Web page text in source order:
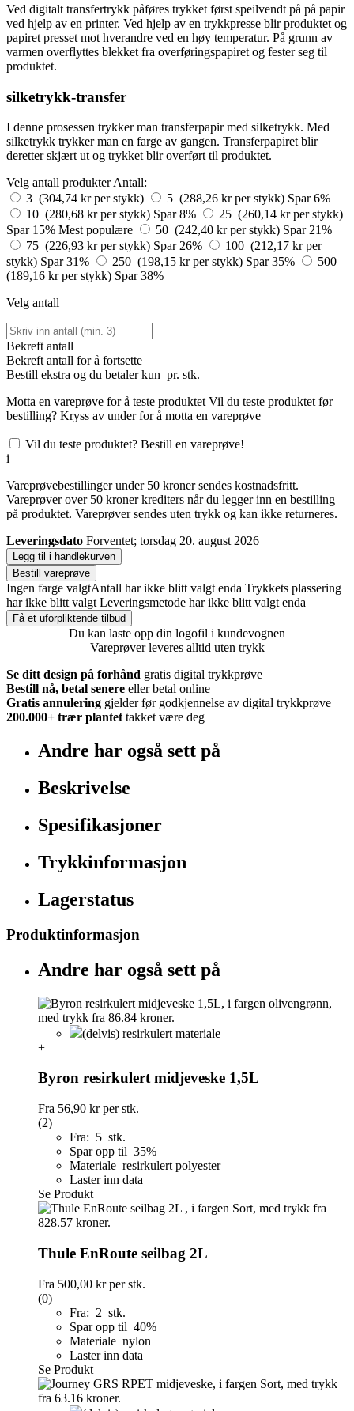
Ved digitalt transfertrykk påføres trykket først speilvendt på på papir
ved hjelp av en printer. Ved hjelp av en trykkpresse blir produktet og
papiret presset mot hverandre ved en høy temperatur. På grunn av
varmen overflyttes blekket fra overføringspapiret og fester seg til
produktet.
silketrykk-transfer
I denne prosessen trykker man transferpapir med silketrykk. Med
silketrykk trykker man en farge av gangen. Transferpapiret blir
deretter skjært ut og trykket blir overført til produktet.
Velg antall produkterAntall:
3 (304,74 kr per stykk)
5 (288,26 kr per stykk) Spar 6%
10 (280,68 kr per stykk) Spar 8%
25 (260,14 kr per stykk)
Spar 15% Mest populære 50 (242,40 kr per stykk) Spar 21%
75 (226,93 kr per stykk) Spar 26%
100 (212,17 kr per
stykk) Spar 31% 250 (198,15 kr per stykk) Spar 35%
500
(189,16 kr per stykk) Spar 38%
Velg antall
Bekreft antall
Bekreft antall for å fortsette
Bestill ekstra og du betaler kun pr. stk.
Motta en vareprøve for å teste produktetVil du teste produktet før
bestilling? Kryss av under for å motta en vareprøve
Vil du teste produktet? Bestill en vareprøve!
i
Vareprøvebestillinger under 50 kroner sendes kostnadsfritt.
Vareprøver over 50 kroner krediters når du legger inn en bestilling
på produktet. Vareprøver sendes uten trykk og kan ikke returneres.
Leveringsdato Forventet; torsdag 20. august 2026
Legg til i handlekurven
Bestill vareprøve
Ingen farge valgtAntall har ikke blitt valgt enda Trykkets plassering
har ikke blitt valgt Leveringsmetode har ikke blitt valgt enda
Få et uforpliktende tilbud
Du kan laste opp din logofil i kundevognen
Vareprøver leveres alltid uten trykk
Se ditt design på forhånd gratis digital trykkprøve
Bestill nå, betal senere eller betal online
Gratis annulering gjelder før godkjennelse av digital trykkprøve
200.000+ trær plantet takket være deg
Andre har også sett på
Beskrivelse
Spesifikasjoner
Trykkinformasjon
Lagerstatus
Produktinformasjon
Andre har også sett på
(delvis) resirkulert materiale
+
Byron resirkulert midjeveske 1,5L
Fra 56,90 krper stk.
(2)
Fra: 5 stk.
Spar opp til 35%
Materiale resirkulert polyester
Laster inn data
Se Produkt
Thule EnRoute seilbag 2L
Fra 500,00 krper stk.
(0)
Fra: 2 stk.
Spar opp til 40%
Materiale nylon
Laster inn data
Se Produkt